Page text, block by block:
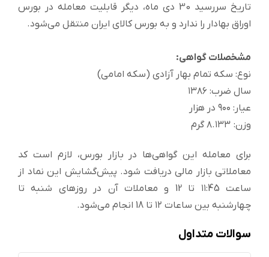
تاریخ سررسید 30 دی ماه، دیگر قابلیت معامله در بورس
اوراق بهادار را ندارد و به بورس کالای ایران منتقل می‌شود.
مشخصلات گواهی:
نوع: سکه تمام بهار آزادی (سکه امامی)
سال ضرب: ۱۳۸۶
عیار: ۹۰۰ در هزار
وزن: ۸.۱۳۳ گرم
برای معامله این گواهی‌ها در بازار بورس، لازم است کد
معاملاتی بازار مالی دریافت شود. پیش‌گشایش این نماد از
ساعت ۱۱:45 تا 12 و معاملات آن در روزهای شنبه تا
چهارشنبه بین ساعات ۱۲ تا 18 انجام می‌شود.
سوالات متداول